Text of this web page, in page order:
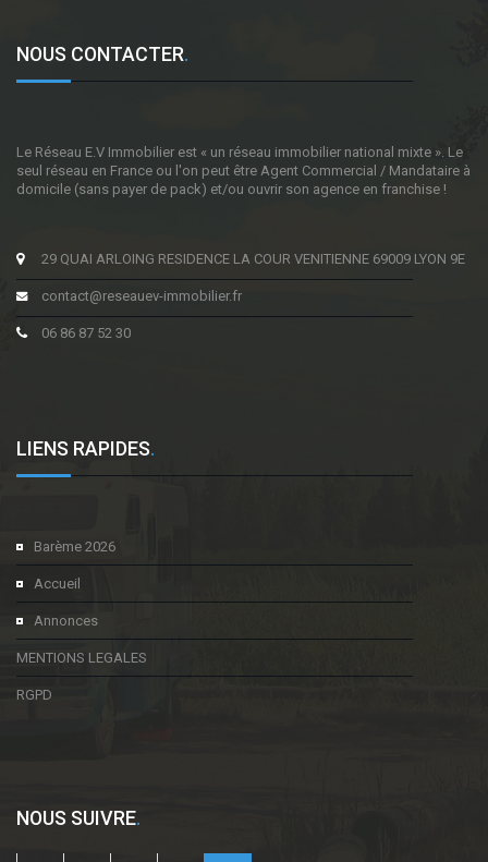
NOUS CONTACTER.
Le Réseau E.V Immobilier est « un réseau immobilier national mixte ». Le
seul réseau en France ou l'on peut être Agent Commercial / Mandataire à
domicile (sans payer de pack) et/ou ouvrir son agence en franchise !
29 QUAI ARLOING RESIDENCE LA COUR VENITIENNE 69009 LYON 9E
contact@reseauev-immobilier.fr
06 86 87 52 30
LIENS RAPIDES.
Barème 2026
Accueil
Annonces
MENTIONS LEGALES
RGPD
NOUS SUIVRE.